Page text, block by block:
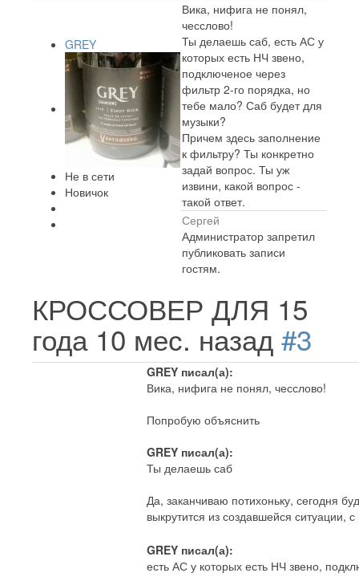
GREY
Не в сети
Новичок
Вика, нифига не понял,
чесслово!
Ты делаешь саб, есть АС у
которых есть НЧ звено,
подключеное через
фильтр 2-го порядка, но
тебе мало? Саб будет для
музыки?
Причем здесь заполнение
к фильтру? Ты конкретно
задай вопрос. Ты уж
извини, какой вопрос -
такой ответ.
Сергей
Администратор запретил
публиковать записи
гостям.
КРОССОВЕР ДЛЯ 15
года 10 мес. назад #3
GREY писал(а):
Вика, нифига не понял, чесслово!
Попробую объяснить
GREY писал(а):
Ты делаешь саб
Да, заканчиваю потихоньку, сегодня
выкрутится из создавшейся
GREY писал(а):
есть АС у которых есть НЧ звено,